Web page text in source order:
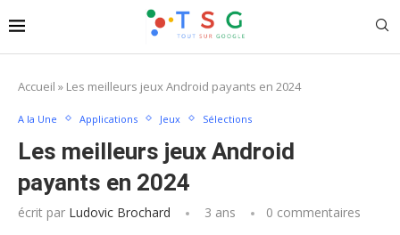
Accueil » Les meilleurs jeux Android payants en 2024
A la Une Applications Jeux Sélections
Les meilleurs jeux Android
payants en 2024
écrit par Ludovic Brochard 3 ans 0 commentaires